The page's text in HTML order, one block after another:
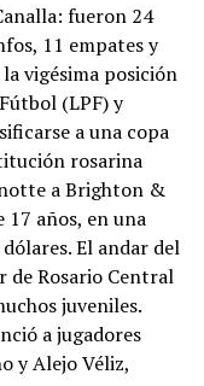
fueron 24
11 empates y
vigésima posición
(LPF) y
a una copa
rosarina
a Brighton &
años, en una
El andar del
de Rosario Central
juveniles.
a jugadores
y Alejo Véliz,